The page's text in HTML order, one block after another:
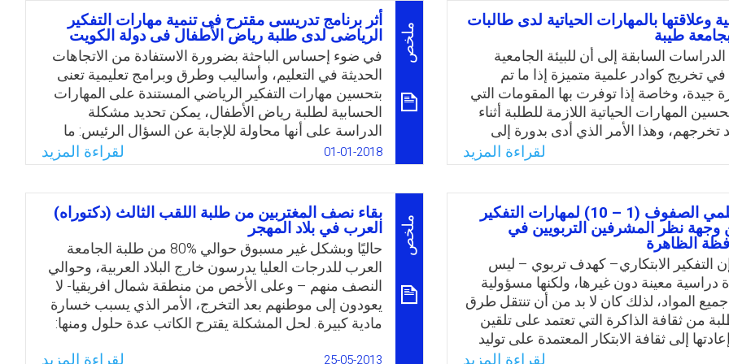
عالمه الخارجي، ومن خلال ممارسة
العلمي، ولذا وجب توفير الفرص التعليمة
المنمية لروح الإبتكار لدى الأطفال،
النظرية المعرفية التي تؤكد أن اللعب هو
للنمو العقلي عبر مراحل النمو.
Twitter
Email
لدى طالبات جامعة حائل بالمملكة العربية السعودية
وعلاقتها بمستوى تفكيرهن التأملي
WhatsApp
Facebook
Twitter
Email
وعلاقتها بالمهارات الحياتية لدى طالبات
طيبة
السابقة إلى أن للبيئة الجامعية
في تخريج كوادر علمية متميزة إذا ما تم
جيدة، وخاصة إذا توفرت بها المقومات التي
المهارات الحياتية اللازمة للطلبة أثناء
تخرجهم، وهذا الأمر الذي أدى بدورة إلى
الدراسة والتي تهدف إلى تحديد علاقة
وأثرها على المهارات الحياتية وذلك من أجل
لبيئة جامعية فعّالة تساعد على
الحياتية وذلك إعتمادًا على الدراسة
وعليه سعت الدراسة الحالية إلى الإجابة عن
التالي: هل توجد علاقة بين درجات الطالبات
الجامعية ودرجات الطالبات على استبانة
Twitter
Email
لقراءة المزيد
ملخص
أثر برنامج تدريسى مقترح فى تنمية مهارات التفكير
الرياضى لدى طلبة رياض الأطفال فى دولة الكويت
في ضوء إحساس الباحثة بضرورة الاستفادة من الاتجاهات
الحديثة في التعليم، وأساليب وطرق وبرامج تعليمية تعنى
بتحسين مهارات التفكير الرياضي المستندة على المهارات
الحسابية لطلبة رياض الأطفال، يمكن تحديد مشكلة
الدراسة على أنها محاولة للإجابة عن السؤال الرئيس: ما
فاعلية برنامج تعليمي مقترح مستند إلى المهارات الحسابية
في تنمية مهارات التفكير الرياضي لدى طلبة رياض الأطفال
في الكويت؟
WhatsApp
Facebook
Twitter
Email
01-01-2018 لقراءة المزيد
استخدام معلمي الصفوف (1 – 10) لمهارات التفكير
وجهة نظر المشرفين التربويين في
الظاهرة
التفكير الابتكاري– كهدف تربوي – ليس
دراسية معينة دون غيرها، ولكنها مسؤولية
المواد، لذلك كان لا بد من أن تنتقل طرق
من ثقافة الذاكرة التي تعتمد على تلقين
إلى ثقافة الابتكار المعتمدة على توليد
على الفهم والتطبيق في مواقف جديدة؛
ملخص
بقاء نصف المغتربين من طلبة اللقب الثالث (دكتوراه)
العرب في بلاد المهجر
حاليًا وبشكل غير مسبوق حوالي %80 من طلبة الجامعة
العرب للدرجات العليا يدرسون خارج البلاد العربية، وحوالي
النصف منهم – وعلى الأخص من منطقة شمال افريقيا- لا
يعودون إلى موطنهم بعد التخرج، الأمر الذي يسبب خسارة
مادية كبيرة. لحل المشكلة يقترح الكاتب عدة حلول ومنها:
25-05-2013